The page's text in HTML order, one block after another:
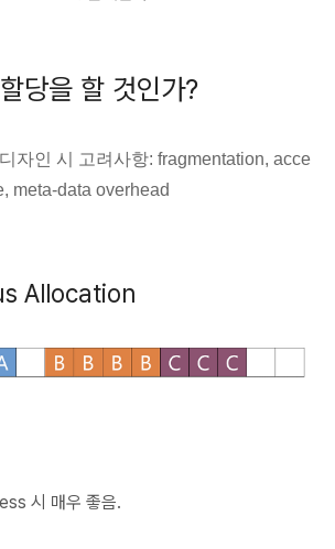
당을 할 것인가?
자인 시 고려사항: fragmentation, acce
meta-data overhead
Allocation
시 매우 좋음.